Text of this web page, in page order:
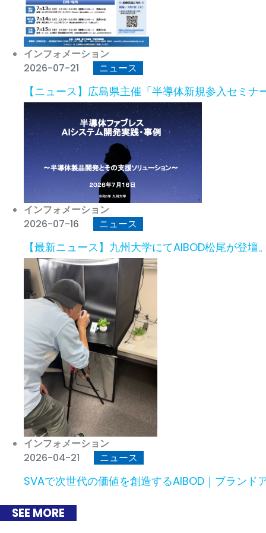
インフォメーション
2026-07-21
ニュース
【ニュース】広島県主催「半導体新規参入セミ
インフォメーション
2026-07-16
ニュース
【最新ニュース】九州大学にてAIBOD松尾が登
インフォメーション
2026-04-21
ニュース
SVAで次世代の価値を創造するAIBOD｜ブラン
SEE MORE